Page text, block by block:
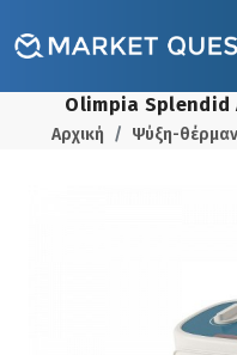
Olimpia Splendid
Αρχική Ψύξη-